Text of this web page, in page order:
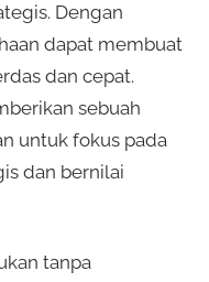
Dengan
dapat membuat
dan cepat.
sebuah
untuk fokus pada
dan bernilai
tanpa